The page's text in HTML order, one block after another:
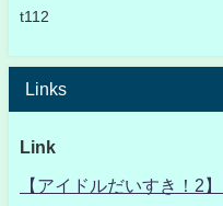
t112
Links
Link
【アイドルだいすき！2